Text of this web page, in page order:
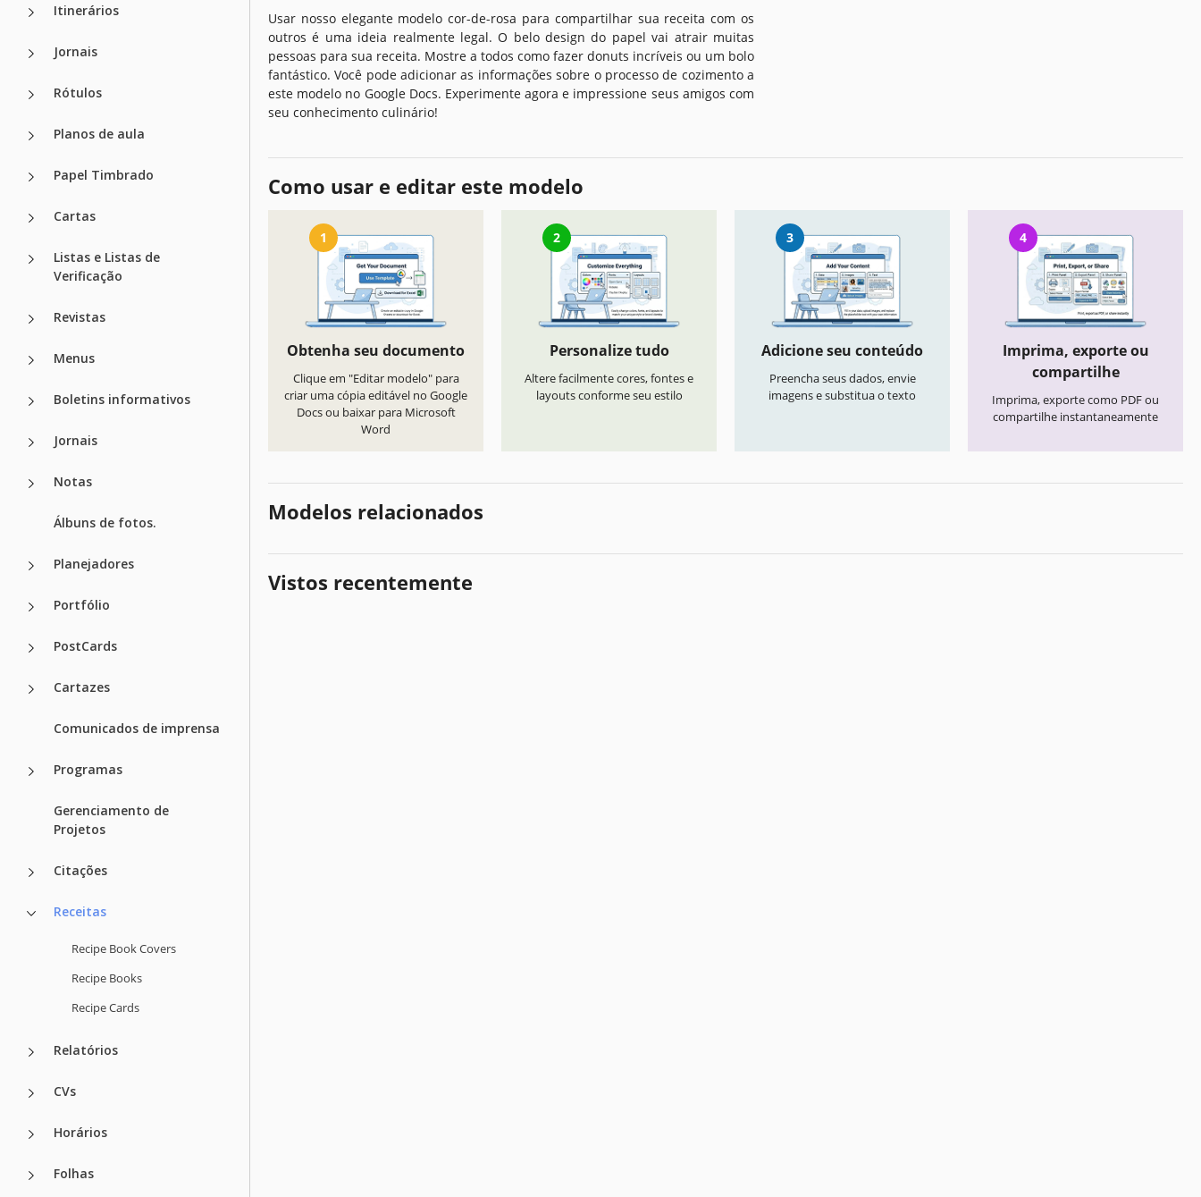
Itinerários
Jornais
Rótulos
Planos de aula
Papel Timbrado
Cartas
Listas e Listas de
Verificação
Revistas
Menus
Boletins informativos
Jornais
Notas
Álbuns de fotos.
Planejadores
Portfólio
PostCards
Cartazes
Comunicados de imprensa
Programas
Gerenciamento de
Projetos
Citações
Receitas
Recipe Book Covers
Recipe Books
Recipe Cards
Relatórios
CVs
Horários
Folhas
Usar nosso elegante modelo cor-de-rosa para compartilhar sua receita com os
outros é uma ideia realmente legal. O belo design do papel vai atrair muitas
pessoas para sua receita. Mostre a todos como fazer donuts incríveis ou um bolo
fantástico. Você pode adicionar as informações sobre o processo de cozimento a
este modelo no Google Docs. Experimente agora e impressione seus amigos com
seu conhecimento culinário!
Como usar e editar este modelo
1
Obtenha seu documento
Clique em "Editar modelo" para
criar uma cópia editável no Google
Docs ou baixar para Microsoft
Word
2
Personalize tudo
Altere facilmente cores, fontes e
layouts conforme seu estilo
3
Adicione seu conteúdo
Preencha seus dados, envie
imagens e substitua o texto
4
Imprima, exporte ou
compartilhe
Imprima, exporte como PDF ou
compartilhe instantaneamente
Modelos relacionados
Vistos recentemente